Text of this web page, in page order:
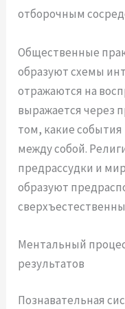
отборочным
Общественные
образуют схемы
отражаются на
выражается через
том, какие
между собой.
предрассудки и
образуют
Ментальный
результатов
Познавательная